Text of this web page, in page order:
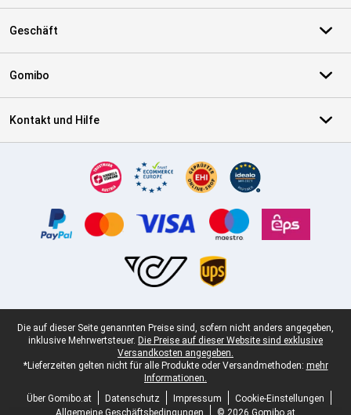
Geschäft
Gomibo
Kontakt und Hilfe
Juristische Fußzeile
Die auf dieser Seite genannten Preise sind, sofern nicht anders angegeben,
inklusive Mehrwertsteuer. Die Preise auf dieser Website sind exklusive
Versandkosten angegeben.
*Lieferzeiten gelten nicht für alle Produkte oder Versandmethoden: mehr
Informationen.
Über Gomibo.at
Datenschutz Impressum
Cookie-Einstellungen
Allgemeine Geschäftsbedingungen
© 2026 Gomibo.at